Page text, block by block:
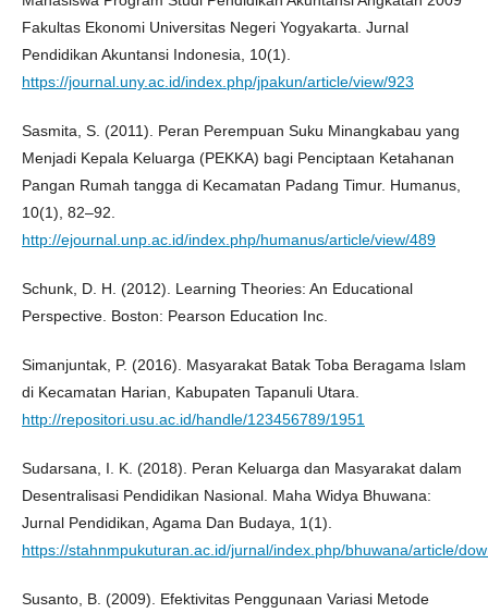
Fakultas Ekonomi Universitas Negeri Yogyakarta. Jurnal
Pendidikan Akuntansi Indonesia, 10(1).
https://journal.uny.ac.id/index.php/jpakun/article/view/923
Sasmita, S. (2011). Peran Perempuan Suku Minangkabau yang
Menjadi Kepala Keluarga (PEKKA) bagi Penciptaan Ketahanan
Pangan Rumah tangga di Kecamatan Padang Timur. Humanus,
10(1), 82–92.
http://ejournal.unp.ac.id/index.php/humanus/article/view/489
Schunk, D. H. (2012). Learning Theories: An Educational
Perspective. Boston: Pearson Education Inc.
Simanjuntak, P. (2016). Masyarakat Batak Toba Beragama Islam
di Kecamatan Harian, Kabupaten Tapanuli Utara.
http://repositori.usu.ac.id/handle/123456789/1951
Sudarsana, I. K. (2018). Peran Keluarga dan Masyarakat dalam
Desentralisasi Pendidikan Nasional. Maha Widya Bhuwana:
Jurnal Pendidikan, Agama Dan Budaya, 1(1).
https://stahnmpukuturan.ac.id/jurnal/index.php/bhuwana/article/
Susanto, B. (2009). Efektivitas Penggunaan Variasi Metode